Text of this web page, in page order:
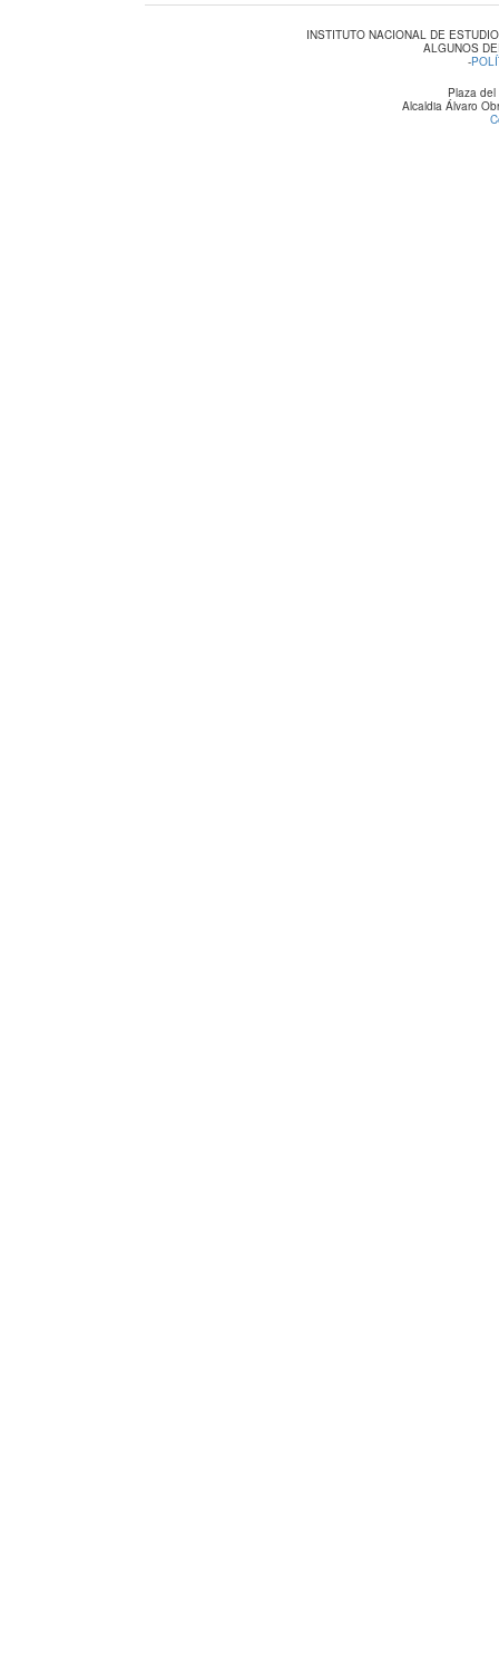
INSTITUTO NACIONAL DE
ALGUNOS
-
Plaza
Alcaldia Álvaro